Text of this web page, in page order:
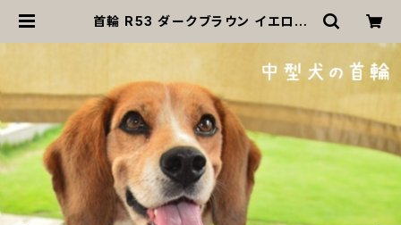
首輪 R53 ダークブラウン イエロー